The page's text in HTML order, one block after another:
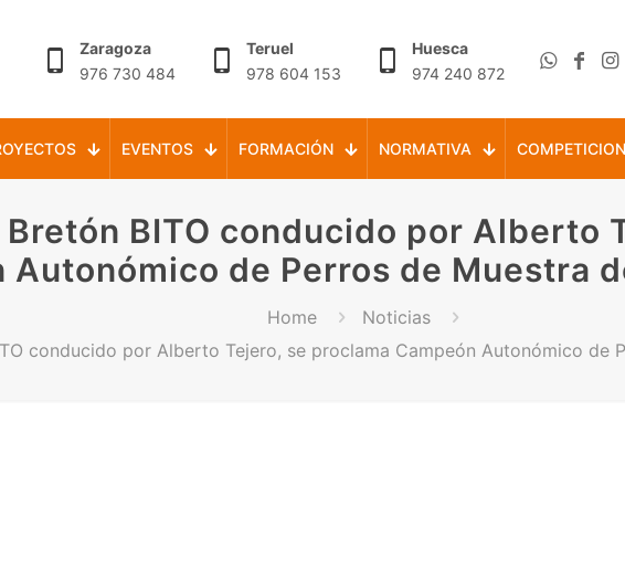
Zaragoza
976 730 484
Teruel
978 604 153
Huesca
974 240 872
EVENTOS FORMACIÓN NORMATIVA
Bretón BITO conducido por Alberto
Autonómico de Perros de Muestra
Home
Noticias
conducido por Alberto Tejero, se proclama Campeón Autonómico de